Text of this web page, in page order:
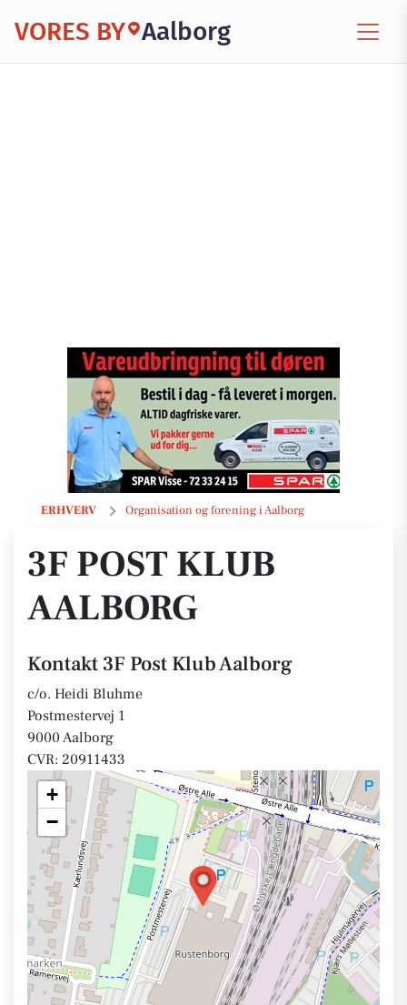
VORES BY Aalborg
ERHVERV Organisation og forening i Aalborg
3F Post Klub Aalborg
3F POST KLUB
AALBORG
Kontakt 3F Post Klub Aalborg
c/o. Heidi Bluhme
Postmestervej 1
9000 Aalborg
CVR: 20911433
+
−